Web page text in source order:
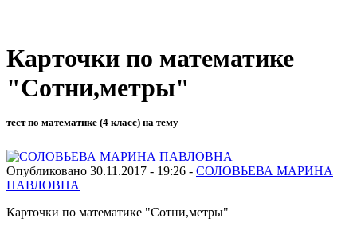
Карточки по математике
"Сотни,метры"
тест по математике (4 класс) на тему
Опубликовано 30.11.2017 - 19:26 - СОЛОВЬЕВА МАРИНА
ПАВЛОВНА
Карточки по математике "Сотни,метры"